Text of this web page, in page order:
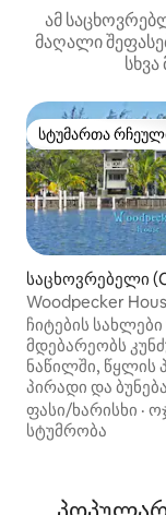
ამ
მაღალი
სტუმართა
სტუმართა
საცხოვრებელი
ker)
Woodpecker
and Lucrecia.
ჩიტების
მდებარეობს
ნაწილში, წყლის
პირადი და
მშვენიერი
ფასი/ხარისხი ·
სტუმრობა